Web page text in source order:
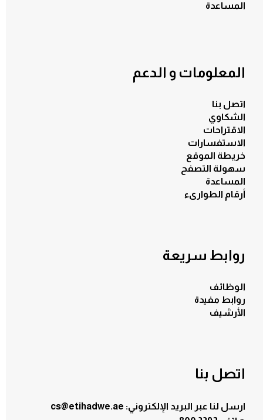
المساعدة
المعلومات و الدعم
اتصل بنا
الشكاوي
الاقتراحات
الاستفسارات
خريطة الموقع
سهولة التصفح
المساعدة
أرقام الطوارىء
روابط سريعة
الوظائف
روابط مفيدة
الأرشيف
اتصل بنا
ارسل لنا عبر البريد الإلكتروني: cs@etihadwe.ae